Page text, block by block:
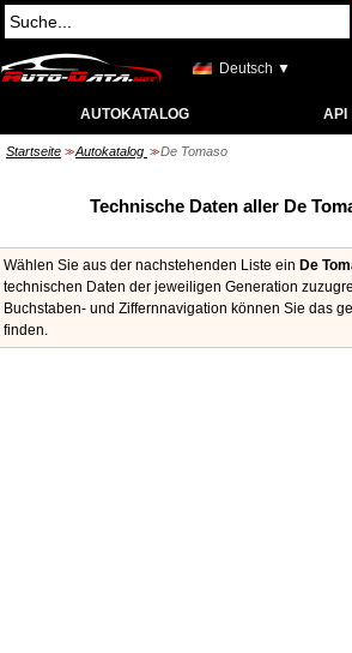
Deutsch ▼
AUTOKATALOG API
Startseite >> Autokatalog >> De Tomaso
Technische Daten aller De
Wählen Sie aus der nachstehenden Liste ein De
technischen Daten der jeweiligen Generation
Buchstaben- und Ziffernnavigation können Sie das
finden.